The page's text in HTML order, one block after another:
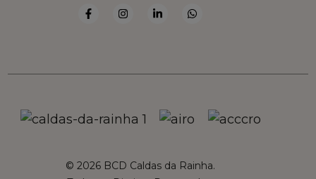
© 2026 BCD Caldas da Rainha.